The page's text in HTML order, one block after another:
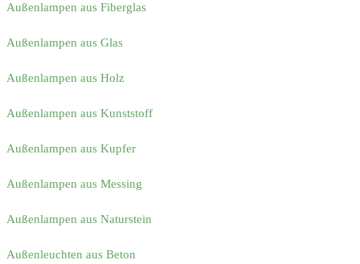
Außenlampen aus Fiberglas
Außenlampen aus Glas
Außenlampen aus Holz
Außenlampen aus Kunststoff
Außenlampen aus Kupfer
Außenlampen aus Messing
Außenlampen aus Naturstein
Außenleuchten aus Beton